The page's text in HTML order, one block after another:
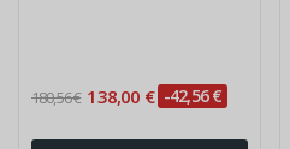
180,56 € 138,00 € -42,56 €